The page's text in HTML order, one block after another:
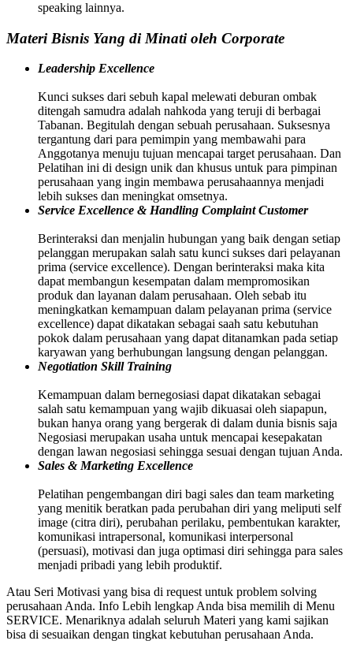
speaking lainnya.
Materi Bisnis Yang di Minati oleh Corporate
Leadership Excellence
Kunci sukses dari sebuh kapal melewati deburan ombak
ditengah samudra adalah nahkoda yang teruji di berbagai
Tabanan. Begitulah dengan sebuah perusahaan. Suksesnya
tergantung dari para pemimpin yang membawahi para
Anggotanya menuju tujuan mencapai target perusahaan. Dan
Pelatihan ini di design unik dan khusus untuk para pimpinan
perusahaan yang ingin membawa perusahaannya menjadi
lebih sukses dan meningkat omsetnya.
Service Excellence & Handling Complaint Customer
Berinteraksi dan menjalin hubungan yang baik dengan setiap
pelanggan merupakan salah satu kunci sukses dari pelayanan
prima (service excellence). Dengan berinteraksi maka kita
dapat membangun kesempatan dalam mempromosikan
produk dan layanan dalam perusahaan. Oleh sebab itu
meningkatkan kemampuan dalam pelayanan prima (service
excellence) dapat dikatakan sebagai saah satu kebutuhan
pokok dalam perusahaan yang dapat ditanamkan pada setiap
karyawan yang berhubungan langsung dengan pelanggan.
Negotiation Skill Training
Kemampuan dalam bernegosiasi dapat dikatakan sebagai
salah satu kemampuan yang wajib dikuasai oleh siapapun,
bukan hanya orang yang bergerak di dalam dunia bisnis saja
Negosiasi merupakan usaha untuk mencapai kesepakatan
dengan lawan negosiasi sehingga sesuai dengan tujuan Anda.
Sales & Marketing Excellence
Pelatihan pengembangan diri bagi sales dan team marketing
yang menitik beratkan pada perubahan diri yang meliputi self
image (citra diri), perubahan perilaku, pembentukan karakter,
komunikasi intrapersonal, komunikasi interpersonal
(persuasi), motivasi dan juga optimasi diri sehingga para sales
menjadi pribadi yang lebih produktif.
Atau Seri Motivasi yang bisa di request untuk problem solving
perusahaan Anda. Info Lebih lengkap Anda bisa memilih di Menu
SERVICE. Menariknya adalah seluruh Materi yang kami sajikan
bisa di sesuaikan dengan tingkat kebutuhan perusahaan Anda.